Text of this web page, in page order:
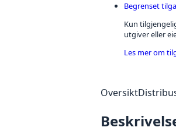
Begrenset
Kun
utgiver eller
Les mer om
Oversikt